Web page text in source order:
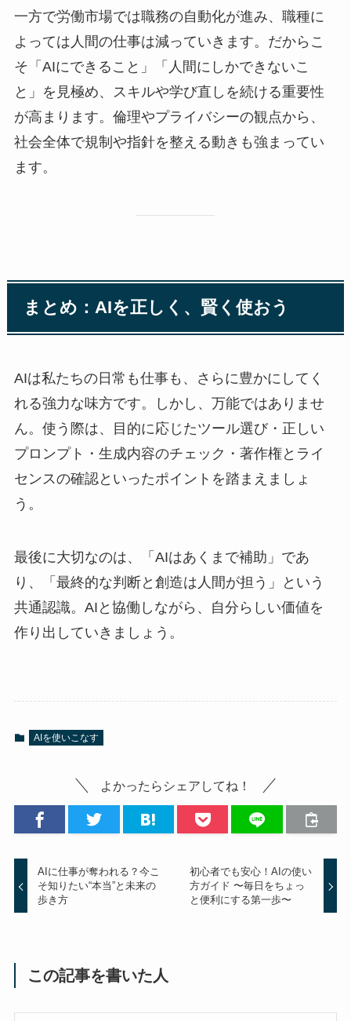
一方で労働市場では職務の自動化が進み、職種に
よっては人間の仕事は減っていきます。だからこ
そ「AIにできること」「人間にしかできないこ
と」を見極め、スキルや学び直しを続ける重要性
が高まります。倫理やプライバシーの観点から、
社会全体で規制や指針を整える動きも強まってい
ます。
まとめ：AIを正しく、賢く使おう
AIは私たちの日常も仕事も、さらに豊かにしてく
れる強力な味方です。しかし、万能ではありませ
ん。使う際は、目的に応じたツール選び・正しい
プロンプト・生成内容のチェック・著作権とライ
センスの確認といったポイントを踏まえましょ
う。
最後に大切なのは、「AIはあくまで補助」であ
り、「最終的な判断と創造は人間が担う」という
共通認識。AIと協働しながら、自分らしい価値を
作り出していきましょう。
AIを使いこなす
よかったらシェアしてね！
AIに仕事が奪われる？今こ
そ知りたい“本当”と未来の
歩き方
初心者でも安心！AIの使い
方ガイド 〜毎日をちょっ
と便利にする第一歩〜
この記事を書いた人